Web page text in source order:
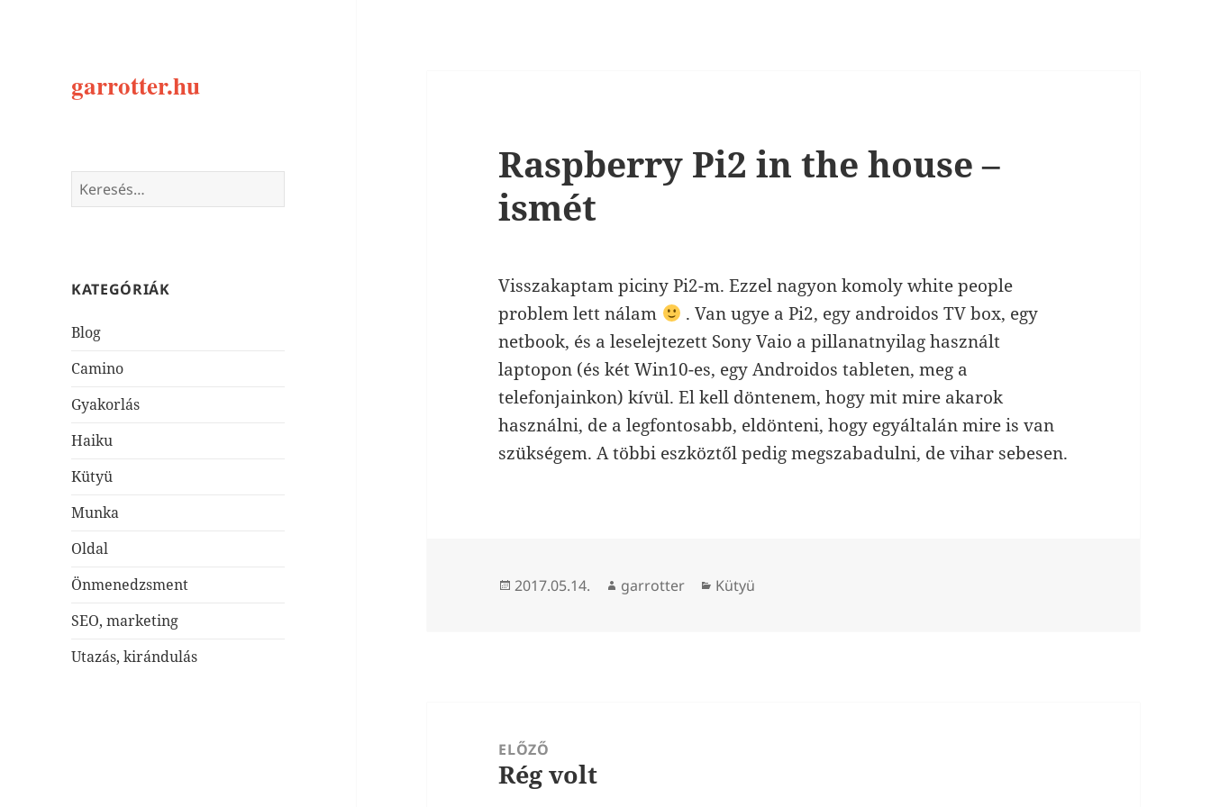
garrotter.hu
Keresés:
KATEGÓRIÁK
Blog
Camino
Gyakorlás
Haiku
Kütyü
Munka
Oldal
Önmenedzsment
SEO, marketing
Utazás, kirándulás
Raspberry Pi2 in the house –
ismét
Visszakaptam piciny Pi2-m. Ezzel nagyon komoly white people
problem lett nálam
. Van ugye a Pi2, egy androidos TV box, egy
netbook, és a leselejtezett Sony Vaio a pillanatnyilag használt
laptopon (és két Win10-es, egy Androidos tableten, meg a
telefonjainkon) kívül. El kell döntenem, hogy mit mire akarok
használni, de a legfontosabb, eldönteni, hogy egyáltalán mire is van
szükségem. A többi eszköztől pedig megszabadulni, de vihar sebesen.
Közzétéve
2017.05.14. Szerző
garrotter Kategória
Kütyü
navigációELŐZŐ
Korábbi
Rég volt